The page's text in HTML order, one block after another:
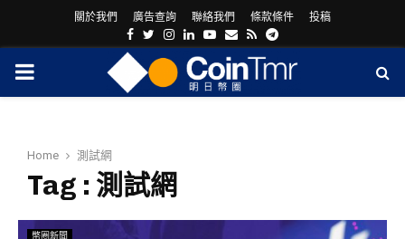
關於我們 廣告查詢 聯絡我們 條款條件 投稿
Facebook
Twitter
Instagram
LinkedinYoutube
Email
RssTelegram
PRIMARY
Home 測試網
Tag : 測試網
幣圈新聞